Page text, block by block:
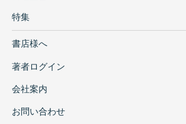
特集
書店様へ
著者ログイン
会社案内
お問い合わせ